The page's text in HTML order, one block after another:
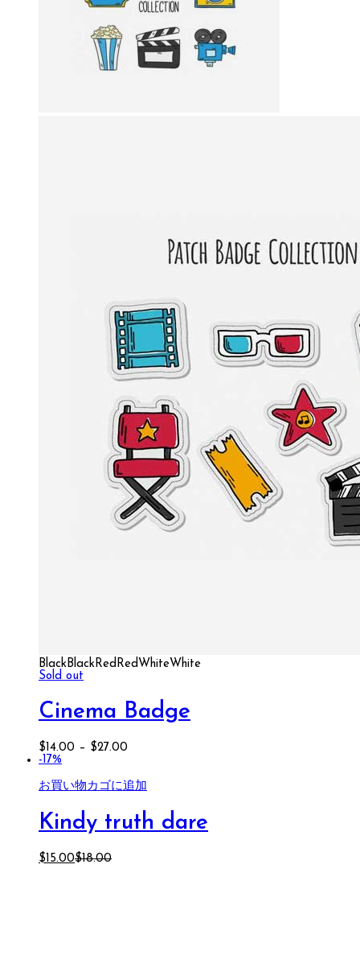
Black Black Red Red WhiteWhite
Sold out
Cinema Badge
$ 14.00 – $27.00
-17%
お買い物カゴに追加
Kindy truth dare
$15.00$18.00